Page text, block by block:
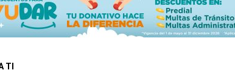
TI